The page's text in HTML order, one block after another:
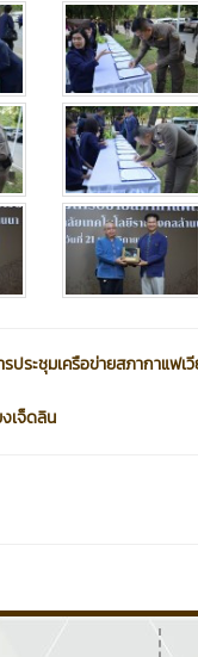
ประชุมเครือข่ายสภากาแฟเ
เจ็ดลิน